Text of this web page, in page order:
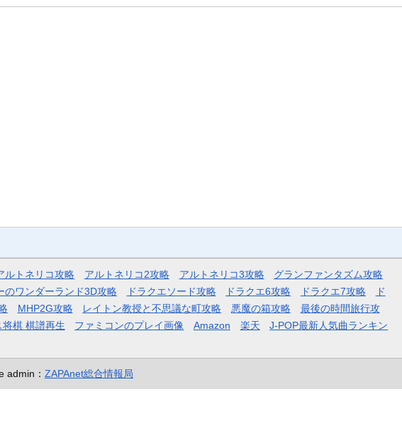
ルトネリコ攻略 アルトネリコ2攻略 アルトネリコ3攻略
グランファンタズム攻略
のワンダーランド3D攻略 ドラクエソード攻略 ドラクエ6攻略 ドラクエ7攻略
ド
MHP2G攻略 レイトン教授と不思議な町攻略 悪魔の箱攻略
最後の時間旅行攻
将棋 棋譜再生 ファミコンのプレイ画像 Amazon 楽天
J-POP最新人気曲ランキン
admin： ZAPAnet総合情報局